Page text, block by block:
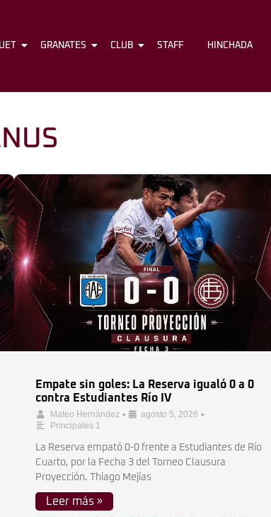
FÚTBOL BÁSQUET GRANATES CLUB STAFF
GRANATES CLUB STAFF HINCHADA
Empate sin goles: La Reserva igualó 0 a 0
contra Estudiantes Río IV
Mateo Hernández • agosto 5, 2026 •
Principales 1
La Reserva empató 0-0 frente a Estudiantes de Río
Cuarto, por la Fecha 3 del Torneo Clausura
Proyección. Thiago Mejías
Leer más »